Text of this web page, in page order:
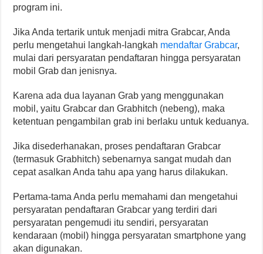
program ini.
Jika Anda tertarik untuk menjadi mitra Grabcar, Anda
perlu mengetahui langkah-langkah mendaftar Grabcar,
mulai dari persyaratan pendaftaran hingga persyaratan
mobil Grab dan jenisnya.
Karena ada dua layanan Grab yang menggunakan
mobil, yaitu Grabcar dan Grabhitch (nebeng), maka
ketentuan pengambilan grab ini berlaku untuk keduanya.
Jika disederhanakan, proses pendaftaran Grabcar
(termasuk Grabhitch) sebenarnya sangat mudah dan
cepat asalkan Anda tahu apa yang harus dilakukan.
Pertama-tama Anda perlu memahami dan mengetahui
persyaratan pendaftaran Grabcar yang terdiri dari
persyaratan pengemudi itu sendiri, persyaratan
kendaraan (mobil) hingga persyaratan smartphone yang
akan digunakan.